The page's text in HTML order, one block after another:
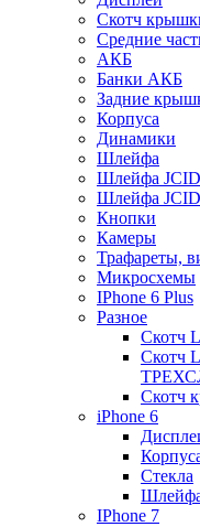
Скотч
Средние
АКБ
Банки АКБ
Задние
Корпуса
Динамики
Шлейфа
Шлейфа JCID
Шлейфа
Кнопки
Камеры
Трафареты,
Микросхемы
IPhone 6 Plus
Разное
Скотч
Скотч
Скотч
iPhone 6
Стекла
IPhone 7